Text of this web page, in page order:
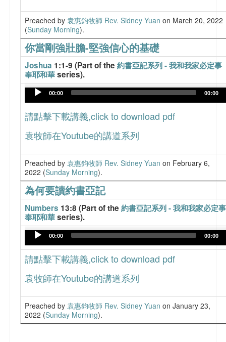
Preached by 袁惠鈞牧師 Rev. Sidney Yuan on March 20, 2022
(Sunday Morning).
你當剛強壯膽-堅強信心的基礎
Joshua 1:1-9 (Part of the 約書亞記系列 - 我和我家必定事
奉耶和華series).
Audio
Player
00:00 00:00
請點擊下載講義,click to download pdf
袁牧師在Youtube的講道系列
Preached by 袁惠鈞牧師 Rev. Sidney Yuan on February 6,
2022 (Sunday Morning).
為何要讀約書亞記
Numbers 13:8 (Part of the 約書亞記系列 - 我和我家必定事
奉耶和華series).
Audio
Player
00:00 00:00
請點擊下載講義,click to download pdf
袁牧師在Youtube的講道系列
Preached by 袁惠鈞牧師 Rev. Sidney Yuan on January 23,
2022 (Sunday Morning).